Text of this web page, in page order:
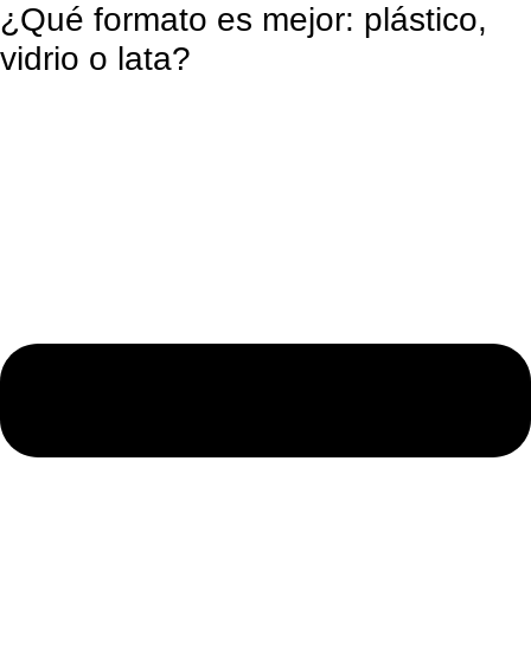
¿Qué formato es mejor: plástico,
vidrio o lata?